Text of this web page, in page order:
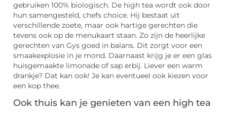
gebruiken 100% biologisch. De high tea wordt ook door
hun samengesteld, chefs choice. Hij bestaat uit
verschillende zoete, maar ook hartige gerechten die
tevens ook op de menukaart staan. Zo zijn de heerlijke
gerechten van Gys goed in balans. Dit zorgt voor een
smaakexplosie in je mond. Daarnaast krijg je er een glas
huisgemaakte limonade of sap erbij. Liever een warm
drankje? Dat kan ook! Je kan eventueel ook kiezen voor
een kop thee.
Ook thuis kan je genieten van een high tea